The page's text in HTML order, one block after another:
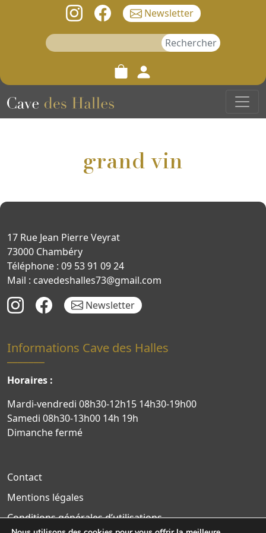
Newsletter
Rechercher :
grand vin
17 Rue Jean Pierre Veyrat
73000 Chambéry
Téléphone : 09 53 91 09 24
Mail : cavedeshalles73@gmail.com
Newsletter
Informations Cave des Halles
Horaires :
Mardi-vendredi 08h30-12h15 14h30-19h00
Samedi 08h30-13h00 14h 19h
Dimanche fermé
Contact
Mentions légales
Conditions générales d’utilisations